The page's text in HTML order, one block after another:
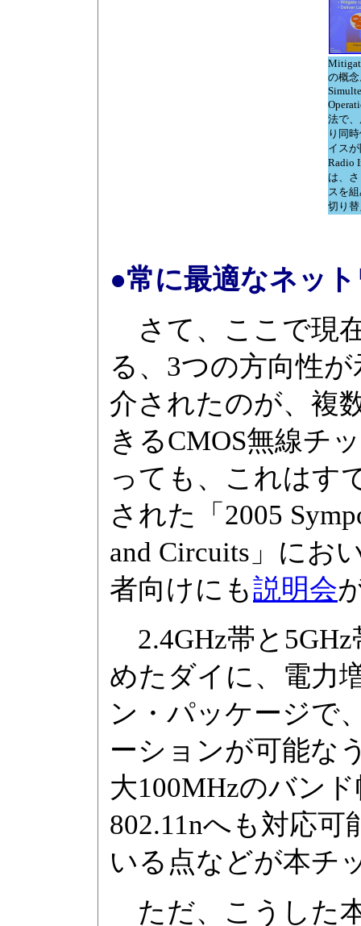
の概
法で
り同
イス
Radio
は、
スを
切り
●常に最適なネッ
さて、ここで現
る、3つの方向性
介されたのが、複
きるCMOS無線チ
っても、これはす
された「2005
and Circuits」にお
者向けにも説明会
2.4GHz帯と
めたダイに、電力
ン・パッケージで
ーションが可能な
大100MHzのバン
802.11nへも対応
いる点などが本チ
ただ、こうした